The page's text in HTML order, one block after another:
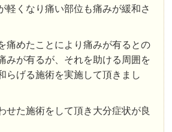
軽くなり痛い部位も痛みが緩和さ
痛めたことにより痛みが有るとの
みが有るが、それを助ける周囲を
らげる施術を実施して頂きまし
せた施術をして頂き大分症状が良